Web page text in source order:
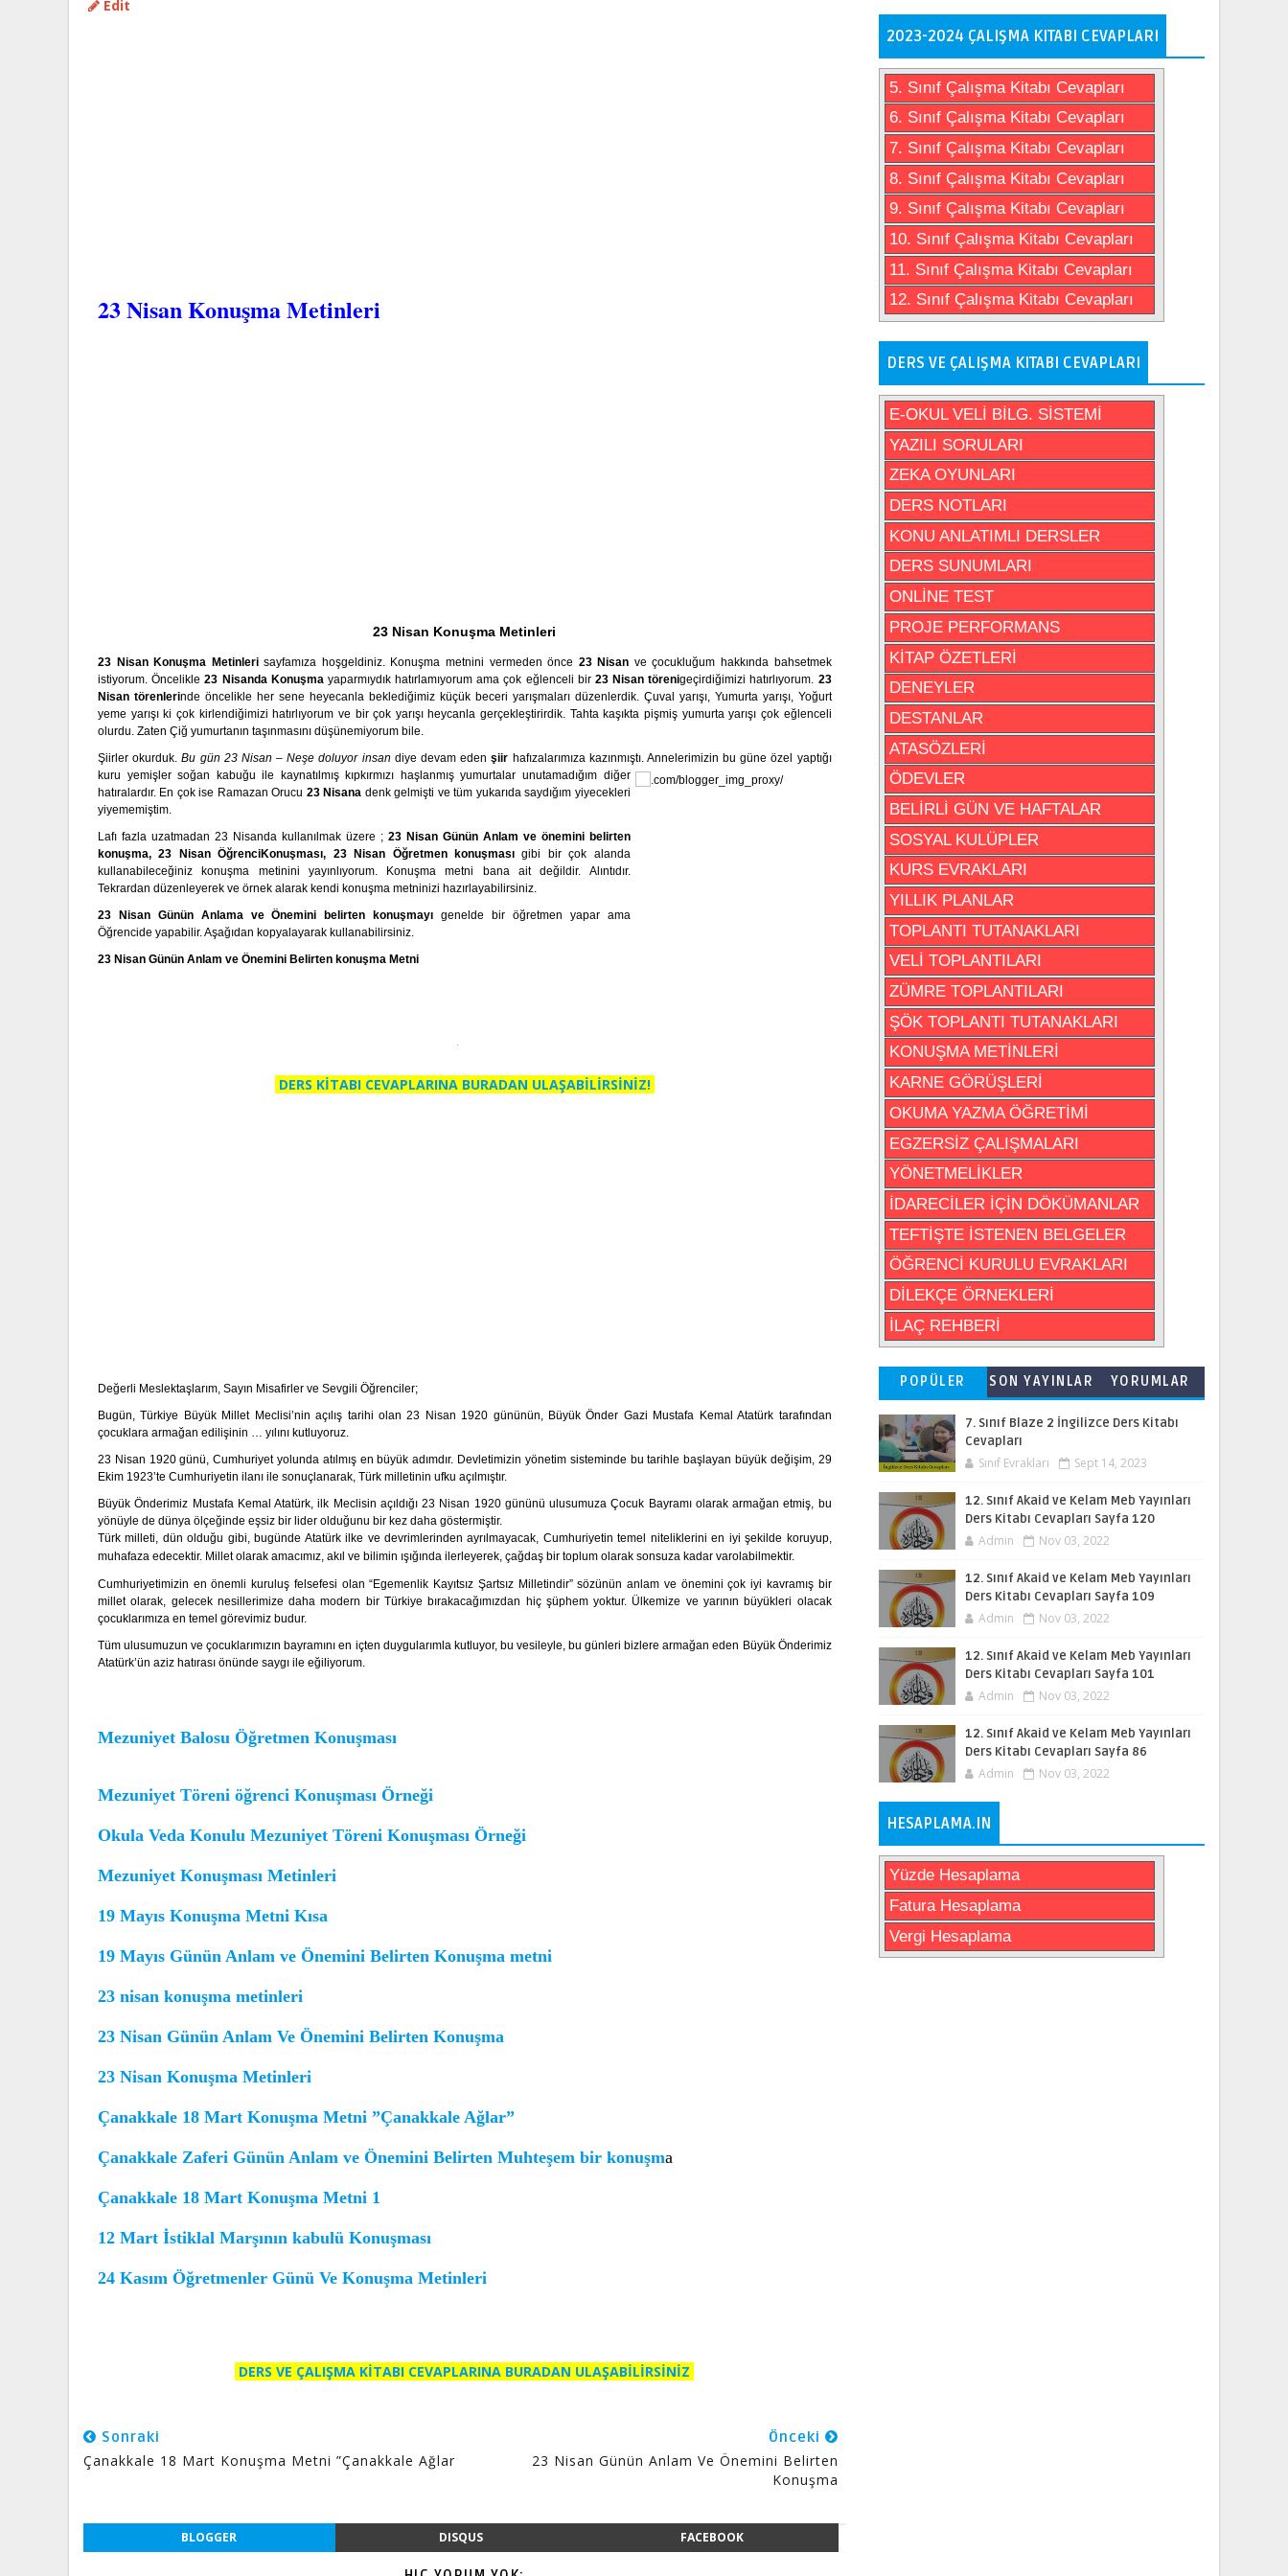
Edit
23 Nisan Konuşma Metinleri
23 Nisan Konuşma Metinleri
23 Nisan Konuşma Metinlerisayfamıza hoşgeldiniz. Konuşma metnini vermeden önce 23 Nisan ve çocukluğum hakkında bahsetmek
istiyorum. Öncelikle23 Nisanda Konuşmayaparmıydık hatırlamıyorum ama çok eğlenceli bir 23 Nisan törenigeçirdiğimizi hatırlıyorum. 23
Nisan törenlerinde öncelikle her sene heyecanla beklediğimiz küçük beceri yarışmaları düzenlerdik. Çuval yarışı, Yumurta yarışı, Yoğurt
yeme yarışı ki çok kirlendiğimizi hatırlıyorum ve bir çok yarışı heycanla gerçekleştirirdik. Tahta kaşıkta pişmiş yumurta yarışı çok eğlenceli
olurdu. Zaten Çiğ yumurtanın taşınmasını düşünemiyorum bile.
Şiirler okurduk.Bu gün 23 Nisan – Neşe doluyor insan diye devam edenşiir hafızalarımıza kazınmıştı. Annelerimizin bu güneözel yaptığı
kuru yemişler soğan kabuğu ile kaynatılmış kıpkırmızı haşlanmış yumurtalar unutamadığım diğer
hatıralardır. En çok ise Ramazan Orucu 23 Nisana denk gelmişti ve tüm yukarıda saydığım yiyecekleri
yiyememiştim.
Lafı fazla uzatmadan 23 Nisanda kullanılmak üzere ; 23 Nisan Günün Anlam ve önemini belirten
konuşma, 23 Nisan ÖğrenciKonuşması, 23 Nisan Öğretmen konuşmasıgibi bir çok alanda
kullanabileceğiniz konuşma metinini yayınlıyorum. Konuşma metni bana ait değildir. Alıntıdır.
Tekrardan düzenleyerek ve örnek alarak kendi konuşma metninizi hazırlayabilirsiniz.
23 Nisan Günün Anlama ve Önemini belirten konuşmayı genelde bir öğretmen yapar ama
Öğrencide yapabilir. Aşağıdan kopyalayarak kullanabilirsiniz.
23 Nisan Günün Anlam ve Önemini Belirten konuşma Metni
DERS KİTABI CEVAPLARINA BURADAN ULAŞABİLİRSİNİZ!
Değerli Meslektaşlarım, Sayın Misafirler ve Sevgili Öğrenciler;
Bugün, Türkiye Büyük Millet Meclisi’nin açılış tarihi olan 23 Nisan 1920 gününün, Büyük Önder Gazi Mustafa Kemal Atatürk tarafından
çocuklara armağan edilişinin … yılını kutluyoruz.
23 Nisan 1920 günü, Cumhuriyet yolunda atılmış en büyük adımdır. Devletimizin yönetim sisteminde bu tarihle başlayan büyük değişim, 29
Ekim 1923’te Cumhuriyetin ilanı ile sonuçlanarak, Türk milletinin ufku açılmıştır.
Büyük Önderimiz Mustafa Kemal Atatürk, ilk Meclisin açıldığı 23 Nisan 1920 gününü ulusumuza Çocuk Bayramı olarak armağan etmiş, bu
yönüyle de dünya ölçeğinde eşsiz bir lider olduğunu bir kez daha göstermiştir.
Türk milleti, dün olduğu gibi, bugünde Atatürk ilke ve devrimlerinden ayrılmayacak, Cumhuriyetin temel niteliklerini en iyi şekilde koruyup,
muhafaza edecektir. Millet olarak amacımız, akıl ve bilimin ışığında ilerleyerek, çağdaş bir toplum olarak sonsuza kadar varolabilmektir.
Cumhuriyetimizin en önemli kuruluş felsefesi olan “Egemenlik Kayıtsız Şartsız Milletindir” sözünün anlam ve önemini çok iyi kavramış bir
millet olarak, gelecek nesillerimize daha modern bir Türkiye bırakacağımızdan hiç şüphem yoktur. Ülkemize ve yarının büyükleri olacak
çocuklarımıza en temel görevimiz budur.
Tüm ulusumuzun ve çocuklarımızın bayramını en içten duygularımla kutluyor, bu vesileyle, bu günleri bizlere armağan eden Büyük Önderimiz
Atatürk’ün aziz hatırası önünde saygı ile eğiliyorum.
Mezuniyet Balosu Öğretmen Konuşması
Mezuniyet Töreni öğrenci Konuşması Örneği
Okula Veda Konulu Mezuniyet Töreni Konuşması Örneği
Mezuniyet Konuşması Metinleri
19 Mayıs Konuşma Metni Kısa
19 Mayıs Günün Anlam ve Önemini Belirten Konuşma metni
23 nisan konuşma metinleri
23 Nisan Günün Anlam Ve Önemini Belirten Konuşma
23 Nisan Konuşma Metinleri
Çanakkale 18 Mart Konuşma Metni ”Çanakkale Ağlar”
Çanakkale Zaferi Günün Anlam ve Önemini Belirten Muhteşem bir konuşma
Çanakkale 18 Mart Konuşma Metni 1
12 Mart İstiklal Marşının kabulü Konuşması
24 Kasım Öğretmenler Günü Ve Konuşma Metinleri
DERS VE ÇALIŞMA KİTABI CEVAPLARINA BURADAN ULAŞABİLİRSİNİZ
Sonraki
Çanakkale 18 Mart Konuşma Metni ”Çanakkale Ağlar
Önceki
23 Nisan Günün Anlam Ve Önemini Belirten
Konuşma
BLOGGER DISQUS FACEBOOK
2023-2024 ÇALIŞMA KITABI CEVAPLARI
5. Sınıf Çalışma Kitabı Cevapları
6. Sınıf Çalışma Kitabı Cevapları
7. Sınıf Çalışma Kitabı Cevapları
8. Sınıf Çalışma Kitabı Cevapları
9. Sınıf Çalışma Kitabı Cevapları
10. Sınıf Çalışma Kitabı Cevapları
11. Sınıf Çalışma Kitabı Cevapları
12. Sınıf Çalışma Kitabı Cevapları
DERS VE ÇALIŞMA KITABI CEVAPLARI
E-OKUL VELİ BİLG. SİSTEMİ
YAZILI SORULARI
ZEKA OYUNLARI
DERS NOTLARI
KONU ANLATIMLI DERSLER
DERS SUNUMLARI
ONLİNE TEST
PROJE PERFORMANS
KİTAP ÖZETLERİ
DENEYLER
DESTANLAR
ATASÖZLERİ
ÖDEVLER
BELİRLİ GÜN VE HAFTALAR
SOSYAL KULÜPLER
KURS EVRAKLARI
YILLIK PLANLAR
TOPLANTI TUTANAKLARI
VELİ TOPLANTILARI
ZÜMRE TOPLANTILARI
ŞÖK TOPLANTI TUTANAKLARI
KONUŞMA METİNLERİ
KARNE GÖRÜŞLERİ
OKUMA YAZMA ÖĞRETİMİ
EGZERSİZ ÇALIŞMALARI
YÖNETMELİKLER
İDARECİLER İÇİN DÖKÜMANLAR
TEFTİŞTE İSTENEN BELGELER
ÖĞRENCİ KURULU EVRAKLARI
DİLEKÇE ÖRNEKLERİ
İLAÇ REHBERİ
POPÜLER SON YAYINLAR YORUMLAR
7. Sınıf Blaze 2 İngilizce Ders Kitabı
Cevapları
Sınıf Evrakları Sept 14, 2023
12. Sınıf Akaid ve Kelam Meb Yayınları
Ders Kitabı Cevapları Sayfa 120
Admin Nov 03, 2022
12. Sınıf Akaid ve Kelam Meb Yayınları
Ders Kitabı Cevapları Sayfa 109
Admin Nov 03, 2022
12. Sınıf Akaid ve Kelam Meb Yayınları
Ders Kitabı Cevapları Sayfa 101
Admin Nov 03, 2022
12. Sınıf Akaid ve Kelam Meb Yayınları
Ders Kitabı Cevapları Sayfa 86
Admin Nov 03, 2022
HESAPLAMA.IN
Yüzde Hesaplama
Fatura Hesaplama
Vergi Hesaplama